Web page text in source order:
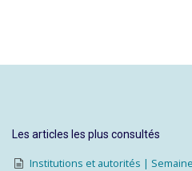
Les articles les plus consultés
Institutions et autorités |